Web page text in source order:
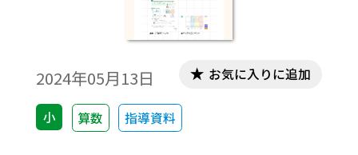
2024年05月13日
小 算数 指導資料
お気に入りに追加